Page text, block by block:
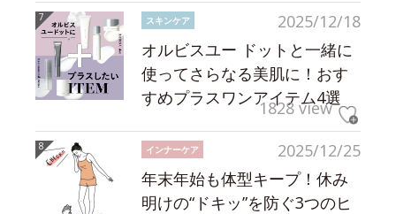
2025/12/18
スキンケア
オルビスユー ドットと一緒に
使ってさらなる美肌に！おす
すめプラスワンアイテム4選
1828 view
2025/12/25
インナーケア
年末年始も体型キープ！休み
明けの“ドキッ”を防ぐ3つのヒ